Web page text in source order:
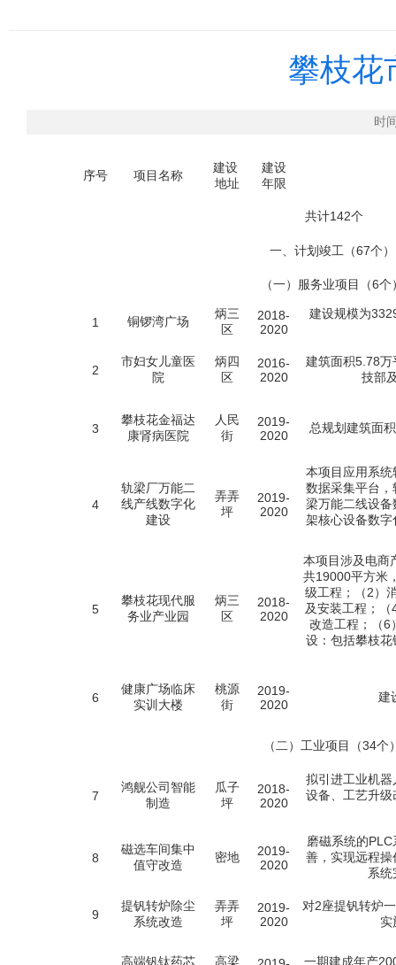
攀枝花
时
序号 项目名称
建设
地址
建设
年限
共计142个
一、计划竣工（67个）
（一）服务业项目（6个
1 铜锣湾广场
炳三
区
2018-
2020
建设规模为
2
市妇女儿童医
院
炳四
区
2016-
2020
建筑面积5.78
技部
3
攀枝花金福达
康肾病医院
人民
街
2019-
2020
总规划建筑面
4
轨梁厂万能二
线产线数字化
建设
弄弄
坪
2019-
2020
本项目应用系
数据采集平台
梁万能二线设
架核心设备数
5
攀枝花现代服
务业产业园
炳三
区
2018-
2020
本项目涉及电商
共19000平方米
级工程；（2）
及安装工程；
改造工程；（6
设：包括攀枝
6
健康广场临床
实训大楼
桃源
街
2019-
2020
建
（二）工业项目（34个
7
鸿舰公司智能
制造
瓜子
坪
2018-
2020
拟引进工业机
设备、工艺升
8
磁选车间集中
值守改造
密地
2019-
2020
磨磁系统的
善，实现远程
系统
9
提钒转炉除尘
系统改造
弄弄
坪
2019-
2020
对2座提钒转炉
实
高端钒钛药芯
高梁
一期建成年产